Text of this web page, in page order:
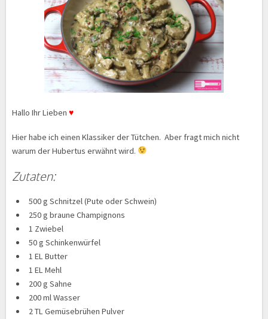
Hallo Ihr Lieben ♥
Hier habe ich einen Klassiker der Tütchen. Aber fragt mich nicht
warum der Hubertus erwähnt wird.
Zutaten:
500 g Schnitzel (Pute oder Schwein)
250 g braune Champignons
1 Zwiebel
50 g Schinkenwürfel
1 EL Butter
1 EL Mehl
200 g Sahne
200 ml Wasser
2 TL Gemüsebrühen Pulver